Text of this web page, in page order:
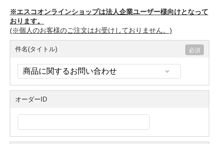
※エスコオンラインショップは法人企業ユーザー様向けとなって
おります。
(※個人のお客様のご注文はお受けしておりません。)
件名(タイトル)
オーダーID